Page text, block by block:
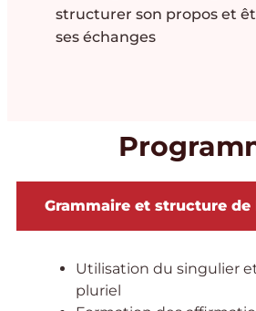
structurer son propos et
ses échanges
Grammaire et structure de
Utilisation du singulier
pluriel